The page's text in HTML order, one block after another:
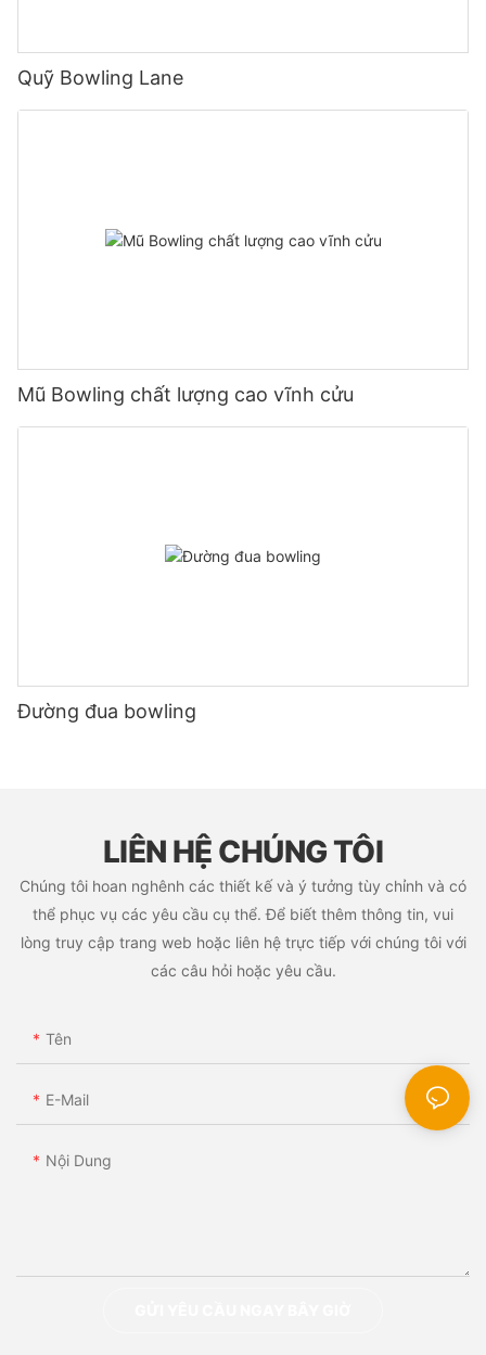
Quỹ Bowling Lane
Mũ Bowling chất lượng cao vĩnh cửu
Đường đua bowling
LIÊN HỆ CHÚNG TÔI
Chúng tôi hoan nghênh các thiết kế và ý tưởng tùy chỉnh và có
thể phục vụ các yêu cầu cụ thể. Để biết thêm thông tin, vui
lòng truy cập trang web hoặc liên hệ trực tiếp với chúng tôi với
các câu hỏi hoặc yêu cầu.
Tên
E-Mail
Nội Dung